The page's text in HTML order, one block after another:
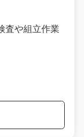
査や組立作業